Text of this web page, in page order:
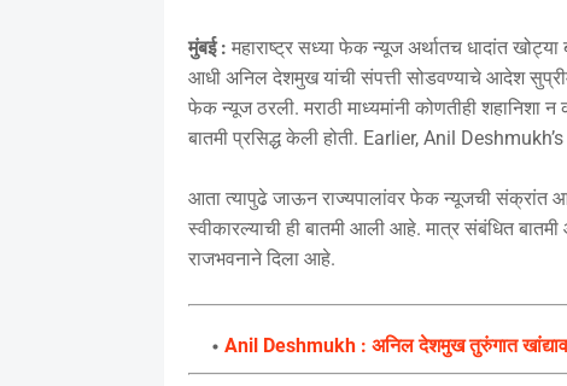
मुंबई : महाराष्ट्र सध्या फेक न्यूज अर्थातच धादांत
आधी अनिल देशमुख यांची संपत्ती सोडवण्याचे आदेश सुप्रीम
फेक न्यूज ठरली. मराठी माध्यमांनी कोणतीही शहानिशा
बातमी प्रसिद्ध केली होती. Earlier, Anil
आता त्यापुढे जाऊन राज्यपालांवर फेक न्यूजची संक्रांत
स्वीकारल्याची ही बातमी आली आहे. मात्र संबंधित
राजभवनाने दिला आहे.
Anil Deshmukh : अनिल देशमुख तुरुंगात